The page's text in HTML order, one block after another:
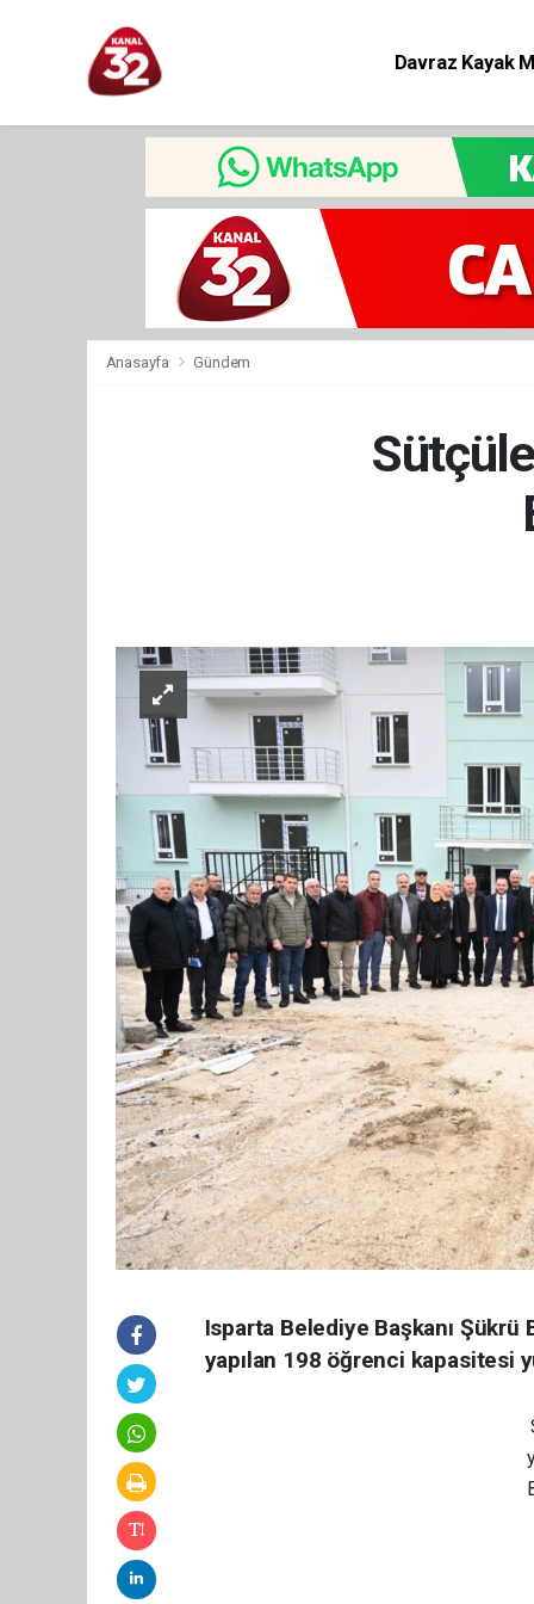
Davraz Kayak
Anasayfa Gündem
Isparta Belediye Başkanı
yapılan 198 öğrenci kapasitesi